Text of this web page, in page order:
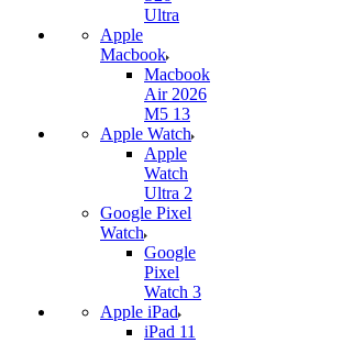
Ultra
Apple
Macbook
Macbook
Air 2026
M5 13
Apple Watch
Apple
Watch
Ultra 2
Google Pixel
Watch
Google
Pixel
Watch 3
Apple iPad
iPad 11